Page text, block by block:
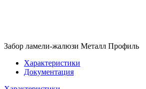
Забор ламели-жалюзи Металл Профиль
Характеристики
Документация